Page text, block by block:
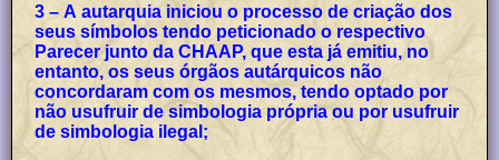
3 – A autarquia iniciou o processo de criação dos
seus símbolos tendo peticionado o respectivo
Parecer junto da CHAAP, que esta já emitiu, no
entanto, os seus órgãos autárquicos não
concordaram com os mesmos, tendo optado por
não usufruir de simbologia própria ou por usufruir
de simbologia ilegal;